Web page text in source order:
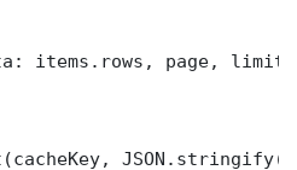
items.rows, page,